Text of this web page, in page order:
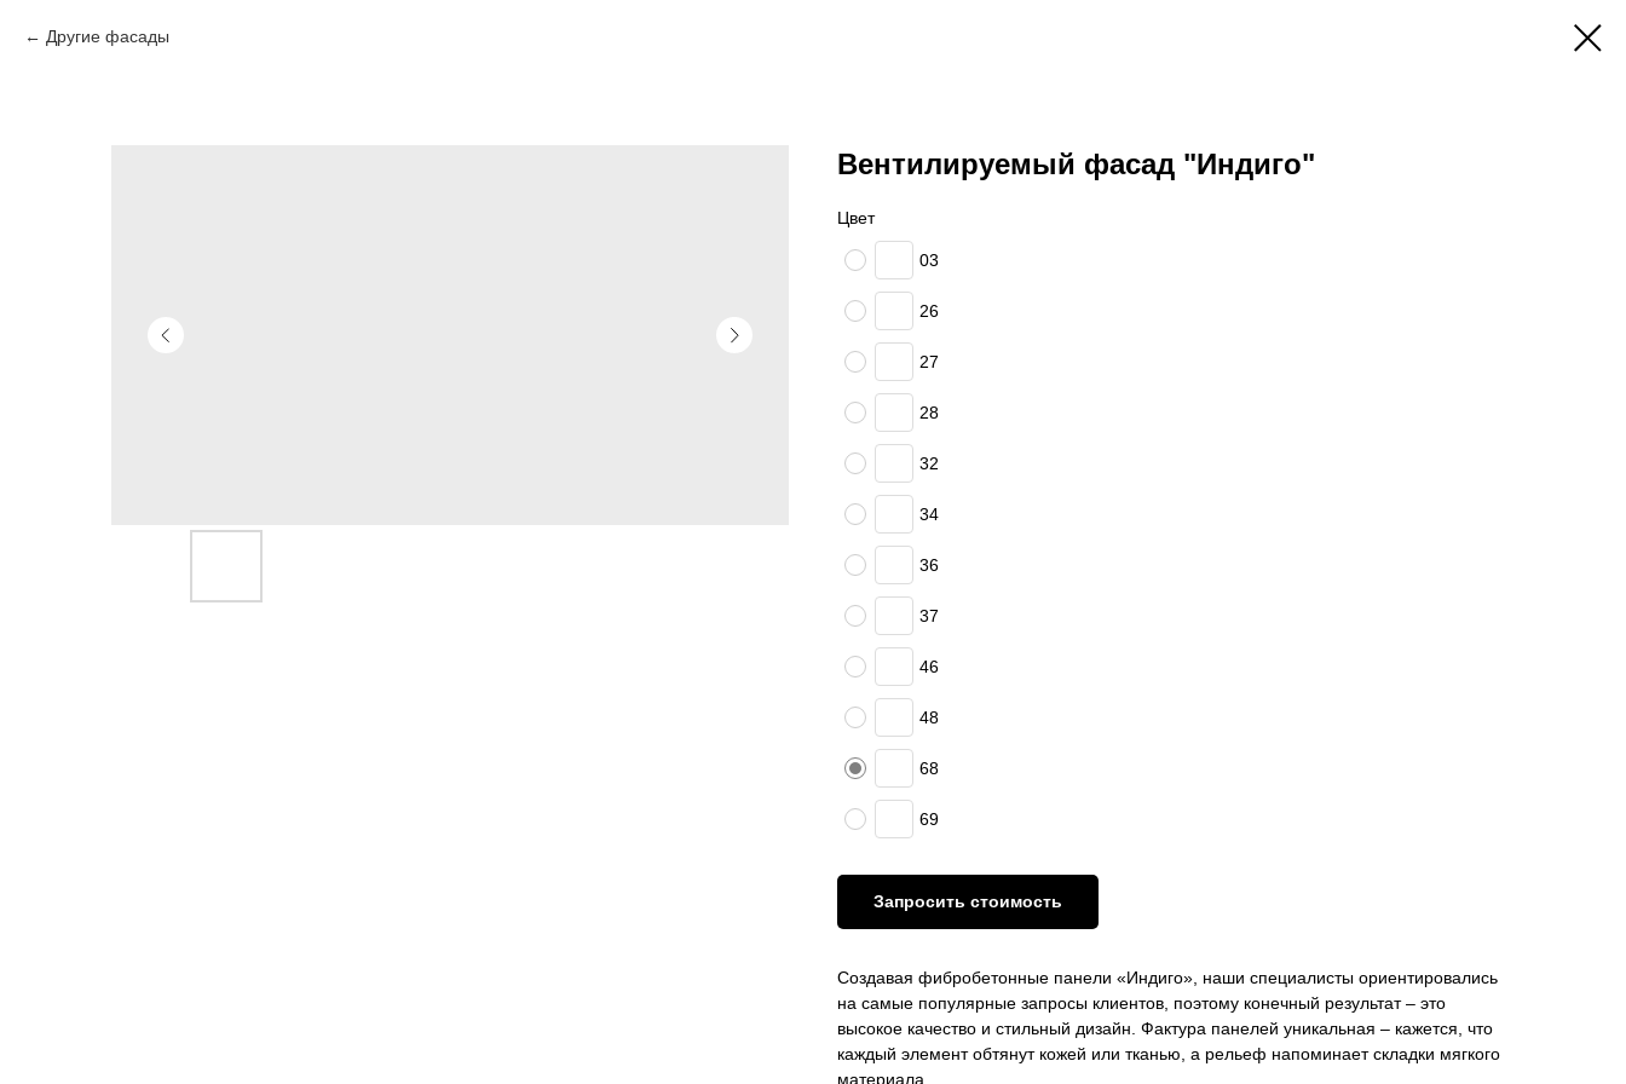
Другие фасады
Вентилируемый фасад "Индиго"
Цвет
03
26
27
28
32
34
36
37
46
48
68
69
Запросить стоимость
Создавая фибробетонные панели «Индиго», наши специалисты ориентировались
на самые популярные запросы клиентов, поэтому конечный результат – это
высокое качество и стильный дизайн. Фактура панелей уникальная – кажется, что
каждый элемент обтянут кожей или тканью, а рельеф напоминает складки мягкого
материала.